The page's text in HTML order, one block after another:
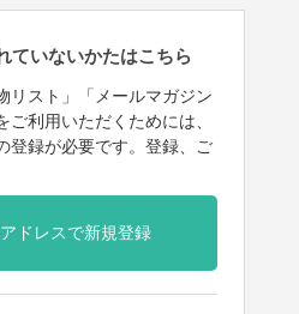
ていないかたはこちら
リスト」「メールマガジン
利用いただくためには、
登録が必要です。登録、ご
ドレスで新規登録